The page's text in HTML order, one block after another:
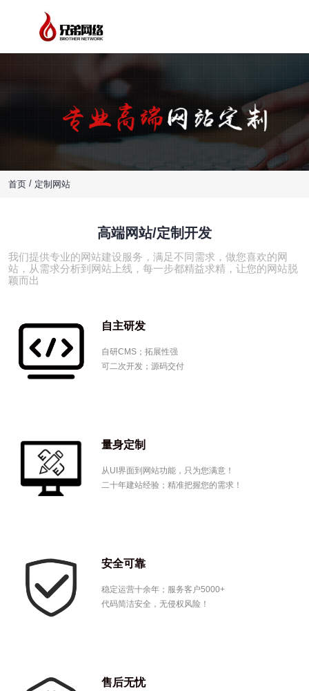
首页 / 定制网站
WEBSITE CUSTOMIZATION
高端网站/定制开发
我们提供专业的网站建设服务，满足不同需求，做您喜欢的网
站，从需求分析到网站上线，每一步都精益求精，让您的网站脱
颖而出
自主研发
自研CMS；拓展性强
可二次开发；源码交付
量身定制
从UI界面到网站功能，只为您满意！
二十年建站经验；精准把握您的需求！
安全可靠
稳定运营十余年；服务客户5000+
代码简洁安全，无侵权风险！
售后无忧